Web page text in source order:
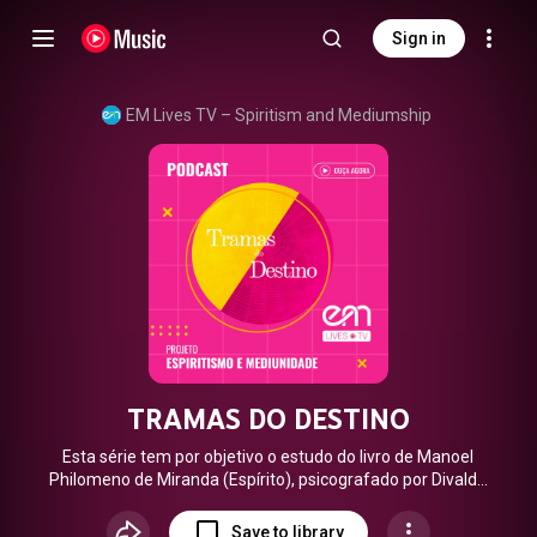
Sign in
EM Lives TV – Spiritism and Mediumship
TRAMAS DO DESTINO
Esta série tem por objetivo o estudo do livro de Manoel
Philomeno de Miranda (Espírito), psicografado por Divaldo
relacionadas ao destino humano. Temos aqui a história do
Save to library